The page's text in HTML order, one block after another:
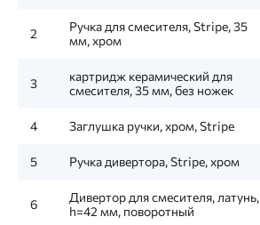
2
Ручка для смесителя, Stripe, 35
мм, хром
3
картридж керамический для
смесителя, 35 мм, без ножек
4 Заглушка ручки, хром, Stripe
5 Ручка дивертора, Stripe, хром
6
Дивертор для смесителя, латунь,
h=42 мм, поворотный